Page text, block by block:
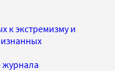
к экстремизму и
журнала